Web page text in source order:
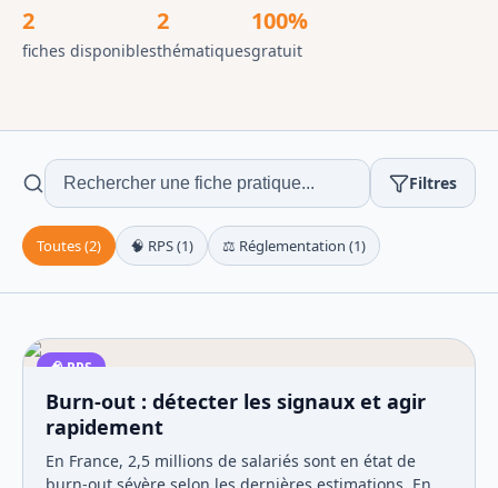
2
fiches disponibles
2
thématiques
100%
gratuit
Filtres
Toutes (2) 🧠 RPS(1) ⚖️ Réglementation (1)
🧠RPS
Burn-out : détecter les signaux et agir
rapidement
En France, 2,5 millions de salariés sont en état de